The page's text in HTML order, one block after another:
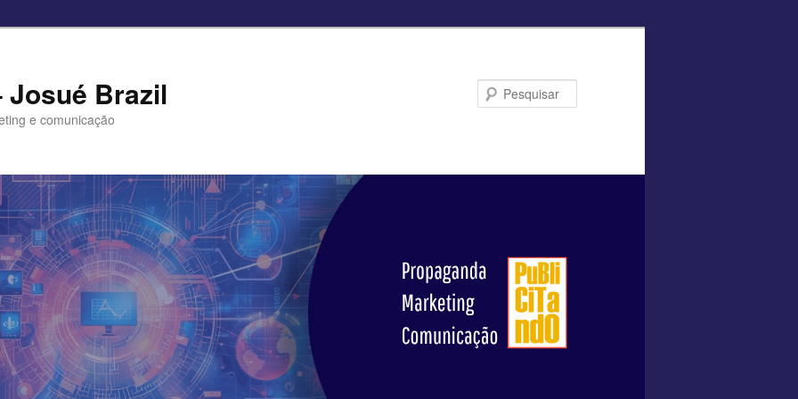
Josué Brazil
e comunicação